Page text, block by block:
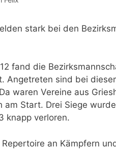
stark bei den
fand die
Angetreten sind bei
waren Vereine aus
am Start. Drei Siege
knapp verloren.
an Kämpfern